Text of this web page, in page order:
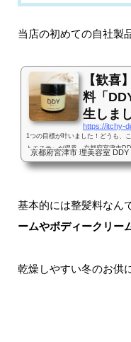
当店の初めての自社製
【歓喜
料「
生しま
https://itchy-
1つの目標が叶いました！どうも、
トエステ』が得意、京都府宮津市
から自分のお店のロゴが入った自
ていたのですが、ついにその目標
は、このオリジナル整髪料...
京都府宮津市 理美容室
基本的には整髪料なん
ームやボディークリー
乾燥しやすい冬のお供